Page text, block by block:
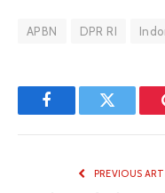
APBN DPR RI
FacebookTwitter
PREVIOUS